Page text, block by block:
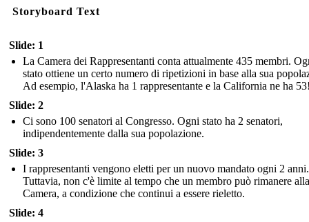
Storyboard Text
Slide: 1
La Camera dei Rappresentanti conta attualmente 435 membri.
stato ottiene un certo numero di ripetizioni in base alla sua
Ad esempio, l'Alaska ha 1 rappresentante e la California ne ha
Slide: 2
Ci sono 100 senatori al Congresso. Ogni stato ha 2 senatori,
indipendentemente dalla sua popolazione.
Slide: 3
I rappresentanti vengono eletti per un nuovo mandato ogni 2 anni.
Tuttavia, non c'è limite al tempo che un membro può rimanere alla
Camera, a condizione che continui a essere rieletto.
Slide: 4